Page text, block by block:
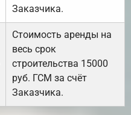
Заказчика.
Стоимость аренды на
весь срок
строительства 15000
руб. ГСМ за счёт
Заказчика.